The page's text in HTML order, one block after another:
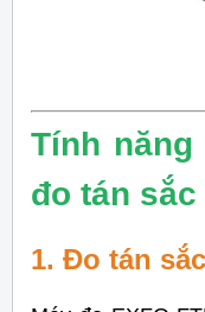
Tính
đo tán sắc
1. Đo tán